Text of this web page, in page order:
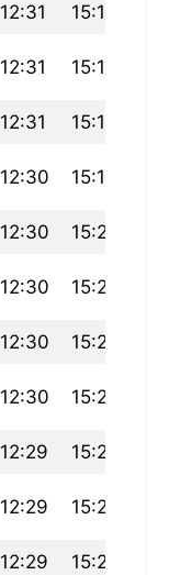
12:31 15:17
12:31 15:18
12:31 15:18
12:30 15:19
12:30 15:20
12:30 15:20
12:30 15:21
12:30 15:21
12:29 15:22
12:29 15:22
12:29 15:23